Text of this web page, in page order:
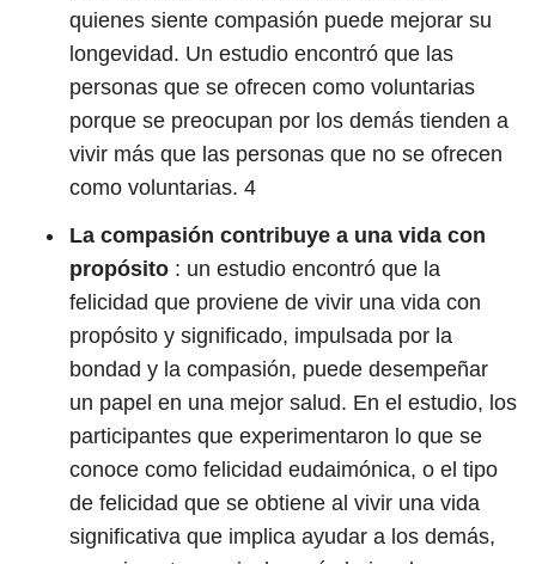
quienes siente compasión puede mejorar su
longevidad. Un estudio encontró que las
personas que se ofrecen como voluntarias
porque se preocupan por los demás tienden a
vivir más que las personas que no se ofrecen
como voluntarias. 4
La compasión contribuye a una vida con
propósito : un estudio encontró que la
felicidad que proviene de vivir una vida con
propósito y significado, impulsada por la
bondad y la compasión, puede desempeñar
un papel en una mejor salud. En el estudio, los
participantes que experimentaron lo que se
conoce como felicidad eudaimónica, o el tipo
de felicidad que se obtiene al vivir una vida
significativa que implica ayudar a los demás,